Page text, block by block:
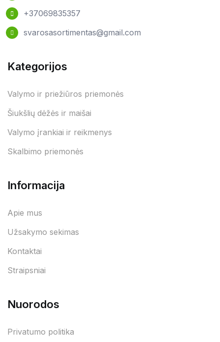
+37069835357
svarosasortimentas@gmail.com
Kategorijos
Valymo ir priežiūros priemonės
Šiukšlių dėžės ir maišai
Valymo įrankiai ir reikmenys
Skalbimo priemonės
Informacija
Apie mus
Užsakymo sekimas
Kontaktai
Straipsniai
Nuorodos
Privatumo politika